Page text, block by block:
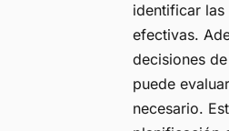
identificar las
efectivas.
decisiones
puede
necesario.